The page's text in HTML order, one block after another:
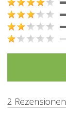
2 Rezensionen